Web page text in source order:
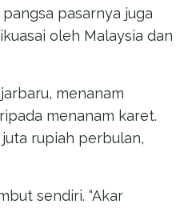
pasarnya juga
oleh Malaysia dan
menanam
menanam karet.
rupiah perbulan,
sendiri. “Akar